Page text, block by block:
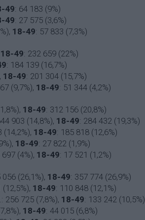
49: 64 183 (9%)
49: 27 575 (3,6%)
18-49: 57 833 (7,3%)
18-49: 232 659 (22%)
: 184 139 (16,7%)
, 18-49: 201 304 (15,7%)
(9,7%), 18-49: 51 344 (4,2%)
18-49: 312 156 (20,8%)
903 (14,8%), 18-49: 284 432 (19,3%)
18-49: 185 818 (12,6%)
18-49: 27 822 (1,9%)
(4%), 18-49: 17 521 (1,2%)
(26,1%), 18-49: 357 774 (26,9%)
, 18-49: 110 848 (12,1%)
256 725 (7,8%), 18-49: 133 242 (10,5%)
, 18-49: 44 015 (6,8%)